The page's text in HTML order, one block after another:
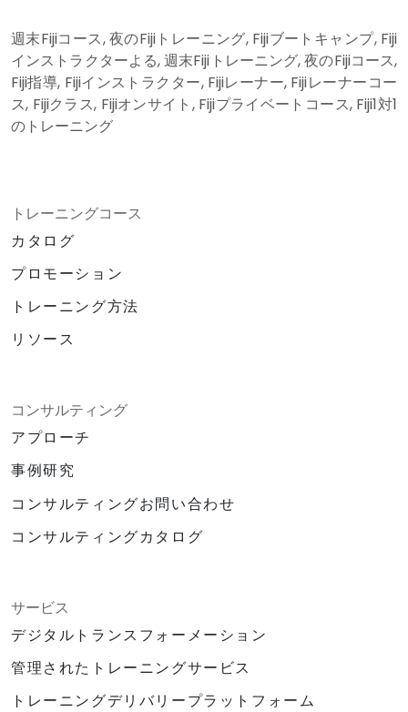
週末Fijiコース, 夜のFijiトレーニング, Fijiブートキャンプ, Fiji
インストラクターよる, 週末Fijiトレーニング, 夜のFijiコース,
Fiji指導, Fijiインストラクター, Fijiレーナー, Fijiレーナーコー
ス, Fijiクラス, Fijiオンサイト, Fijiプライベートコース, Fiji1対1
のトレーニング
トレーニングコース
カタログ
プロモーション
トレーニング方法
リソース
コンサルティング
アプローチ
事例研究
コンサルティングお問い合わせ
コンサルティングカタログ
サービス
デジタルトランスフォーメーション
管理されたトレーニングサービス
トレーニングデリバリープラットフォーム